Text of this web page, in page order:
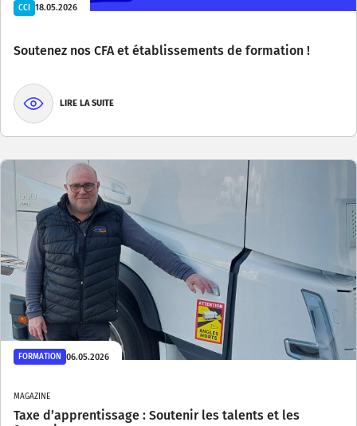
CCI 18.05.2026
Soutenez nos CFA et établissements de formation !
LIRE LA SUITE
FORMATION 06.05.2026
MAGAZINE
Taxe d’apprentissage : Soutenir les talents et les